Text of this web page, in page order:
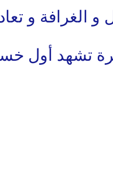
و الغرافة و
تشهد أول